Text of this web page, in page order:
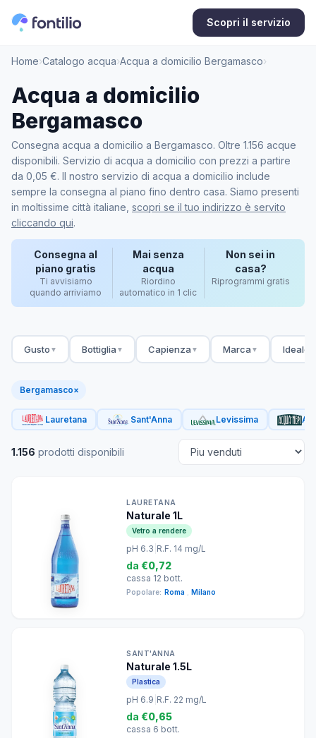
Scopri il servizio
Home›Catalogo acqua›Acqua a domicilio Bergamasco›
Acqua a domicilio
Bergamasco
Consegna acqua a domicilio a Bergamasco. Oltre 1.156 acque
disponibili. Servizio di acqua a domicilio con prezzi a partire
da 0,05 €. Il nostro servizio di acqua a domicilio include
sempre la consegna al piano fino dentro casa. Siamo presenti
in moltissime città italiane, scopri se il tuo indirizzo è servito
cliccando qui.
Consegna al
piano gratis
Ti avvisiamo
quando arriviamo
Mai senza
acqua
Riordino
automatico in 1 clic
Non sei in
casa?
Riprogrammi gratis
Gusto ▼ Bottiglia ▼ Capienza ▼ Marca ▼ Ideale
Bergamasco×
Lauretana Sant'Anna Levissima
1.156 prodotti disponibili
LAURETANA
Naturale 1L
Vetro a rendere
pH 6.3 R.F. 14 mg/L
da €0,72
cassa 12 bott.
Popolare: Roma Milano
SANT'ANNA
Naturale 1.5L
Plastica
pH 6.9 R.F. 22 mg/L
da €0,65
cassa 6 bott.